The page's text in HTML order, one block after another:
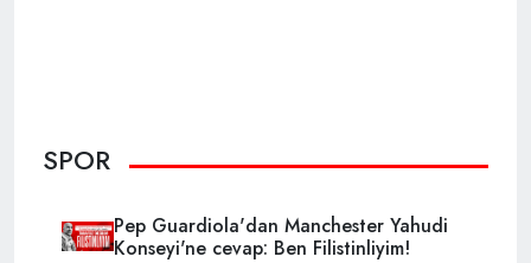
SPOR
Pep Guardiola'dan Manchester Yahudi
Konseyi'ne cevap: Ben Filistinliyim!